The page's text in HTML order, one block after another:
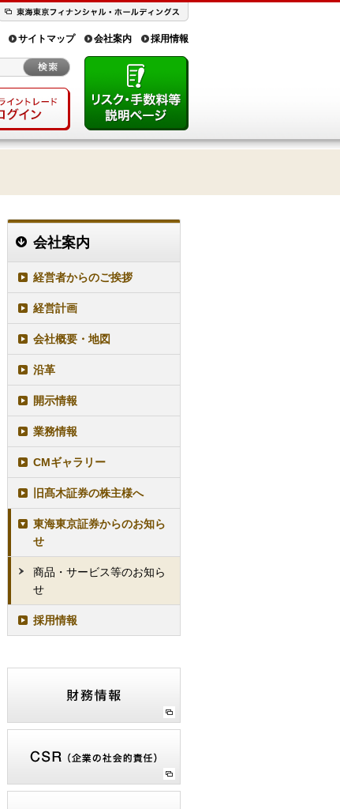
サイトマップ 会社案内 採用情報
会社案内
経営者からのご挨拶
経営計画
会社概要・地図
沿革
開示情報
業務情報
CMギャラリー
旧髙木証券の株主様へ
東海東京証券からのお知ら
せ
商品・サービス等のお知ら
せ
採用情報